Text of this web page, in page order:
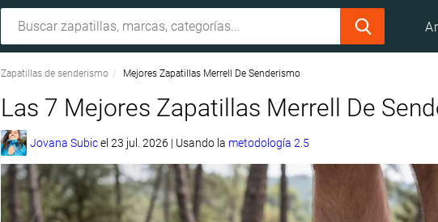
Zapatillas de senderismo Mejores Zapatillas Merrell De Senderismo
Las 7 Mejores Zapatillas Merrell De
Jovana Subicel 23 jul. 2026 | Usando la metodología 2.5